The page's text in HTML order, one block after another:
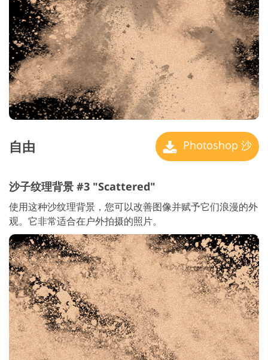
自由 Photoshop 沙
沙子纹理背景 #3 "Scattered"
使用这种沙纹理背景，您可以改善图像并赋予它们浪漫的外
观。它非常适合在户外拍摄的照片。